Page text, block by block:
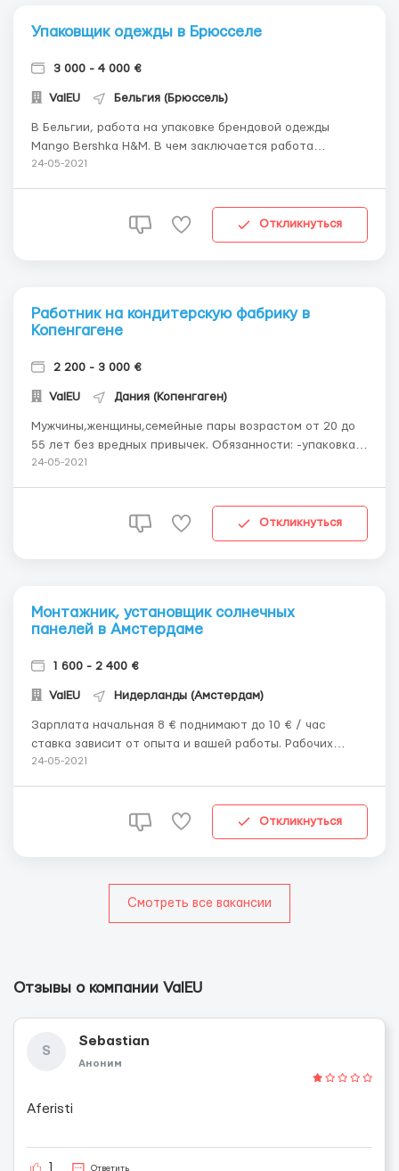
Упаковщик одежды в Брюсселе
3 000 - 4 000 €
ValEU Бельгия (Брюссель)
В Бельгии, работа на упаковке брендовой одежды
Mango Bershka H&M. В чем заключается работа
-Упаковка -Сортировка -Работа на каре -Упаковка
24-05-2021
Откликнуться
Работник на кондитерскую фабрику в
Копенгагене
2 200 - 3 000 €
ValEU Дания (Копенгаген)
Мужчины,женщины,семейные пары возрастом от 20 до
55 лет без вредных привычек. Обязанности: -упаковка
кондитерских изделий (вафли, печенье) -фасовка
евро в час нетто + премии за пе...
24-05-2021
Откликнуться
Монтажник, установщик солнечных
панелей в Амстердаме
1 600 - 2 400 €
ValEU Нидерланды (Амстердам)
Зарплата начальная 8 € поднимают до 10 € / час
ставка зависит от опыта и вашей работы. Рабочих
часов 240 - 270 в месяц. Жилье предоставляется
организован. За вождение работнику доплачи...
24-05-2021
Откликнуться
Смотреть все вакансии
Отзывы о компании ValEU
S
Sebastian
Аноним
Aferisti
Ответить